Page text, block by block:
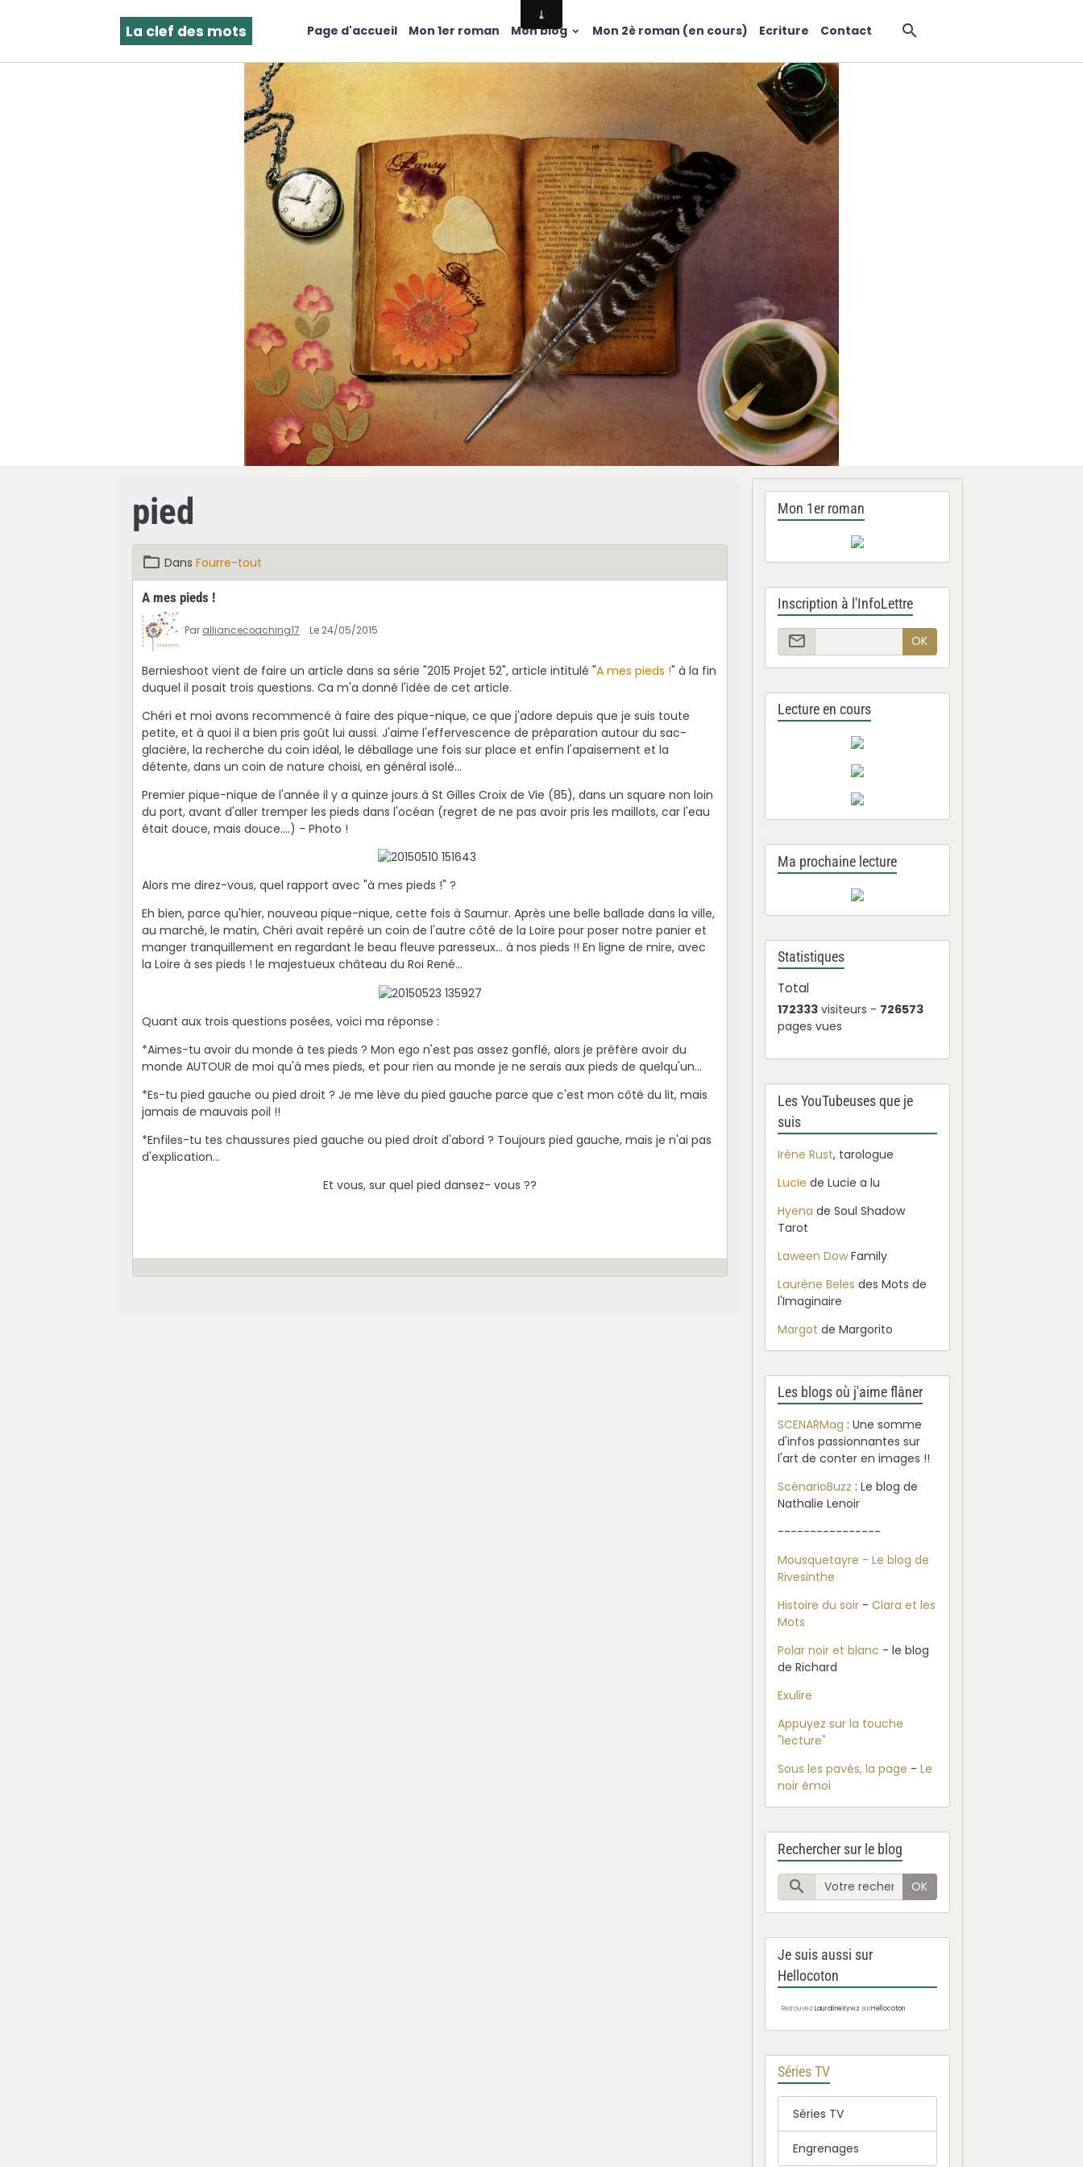
La clef des mots Page d'accueil Mon 1er roman Mon blog Mon 2è roman (en cours) Ecriture Contact
pied
Dans Fourre-tout
A mes pieds !
Par alliancecoaching17 Le 24/05/2015
Bernieshoot vient de faire un article dans sa série "2015 Projet 52", article intitulé "A mes pieds !" à la fin
duquel il posait trois questions. Ca m'a donné l'idée de cet article.
Chéri et moi avons recommencé à faire des pique-nique, ce que j'adore depuis que je suis toute
petite, et à quoi il a bien pris goût lui aussi. J'aime l'effervescence de préparation autour du sac-
glacière, la recherche du coin idéal, le déballage une fois sur place et enfin l'apaisement et la
détente, dans un coin de nature choisi, en général isolé...
Premier pique-nique de l'année il y a quinze jours à St Gilles Croix de Vie (85), dans un square non loin
du port, avant d'aller tremper les pieds dans l'océan (regret de ne pas avoir pris les maillots, car l'eau
était douce, mais douce....) - Photo !
Alors me direz-vous, quel rapport avec "à mes pieds !" ?
Eh bien, parce qu'hier, nouveau pique-nique, cette fois à Saumur. Après une belle ballade dans la ville,
au marché, le matin, Chéri avait repéré un coin de l'autre côté de la Loire pour poser notre panier et
manger tranquillement en regardant le beau fleuve paresseux... à nos pieds !! En ligne de mire, avec
la Loire à ses pieds ! le majestueux château du Roi René...
Quant aux trois questions posées, voici ma réponse :
*Aimes-tu avoir du monde à tes pieds ? Mon ego n'est pas assez gonflé, alors je préfère avoir du
monde AUTOUR de moi qu'à mes pieds, et pour rien au monde je ne serais aux pieds de quelqu'un...
*Es-tu pied gauche ou pied droit ? Je me lève du pied gauche parce que c'est mon côté du lit, mais
jamais de mauvais poil !!
*Enfiles-tu tes chaussures pied gauche ou pied droit d'abord ? Toujours pied gauche, mais je n'ai pas
d'explication...
Et vous, sur quel pied dansez- vous ??
Mon 1er roman
Inscription à l'InfoLettre
OK
Lecture en cours
Ma prochaine lecture
Statistiques
Total
172333 visiteurs - 726573
pages vues
Les YouTubeuses que je
suis
Irène Rust, tarologue
Luciede Lucie a lu
Hyena de Soul Shadow
Tarot
Laween DowFamily
Laurène Beles des Mots de
l'Imaginaire
Margot de Margorito
Les blogs où j'aime flâner
SCENARMag : Une somme
d'infos passionnantes sur
l'art de conter en images !!
ScénarioBuzz : Le blog de
Nathalie Lenoir
----------------
Mousquetayre - Le blog de
Rivesinthe
Histoire du soir -Clara et les
Mots
Polar noir et blanc - le blog
de Richard
Exulire
Appuyez sur la touche
"lecture"
Sous les pavés, la page -Le
noir émoi
Rechercher sur le blog
OK
Je suis aussi sur
Hellocoton
RetrouvezLauralineXywz surHellocoton
Séries TV
Séries TV
Engrenages